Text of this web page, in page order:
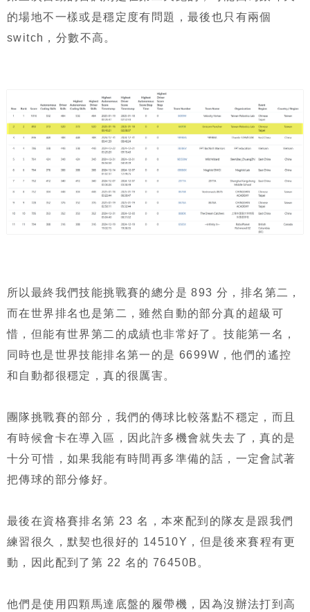
的場地不一樣或是穩定度有問題，最後也只有兩個
switch，分數不高。
所以最終我們技能挑戰賽的總分是 893 分，排名第二，
而在世界排名也是第二，雖然自動的部分真的超級可
惜，但能有世界第二的成績也非常好了。技能第一名，
同時也是世界技能排名第一的是 6699W，他們的遙控
和自動都很穩定，真的很厲害。
團隊挑戰賽的部分，我們的傳球比較落點不穩定，而且
有時候會卡在導入區，因此許多機會就失去了，真的是
十分可惜，如果我能有時間再多準備的話，一定會試著
把傳球的部分修好。
最後在資格賽排名第 23 名，本來配到的隊友是跟我們
練習很久，默契也很好的 14510Y，但是後來賽程有更
動，因此配到了第 22 名的 76450B。
他們是使用四顆馬達底盤的履帶機，因為沒辦法打到高